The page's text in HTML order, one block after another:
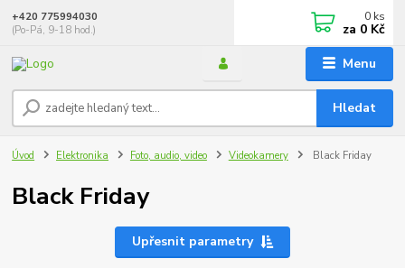
Menu
Hledat
+420 775994030
(Po-Pá, 9-18 hod.)
0 ks
za 0 Kč
Úvod Elektronika Foto, audio, video Videokamery Black Friday
Black Friday
Upřesnit parametry